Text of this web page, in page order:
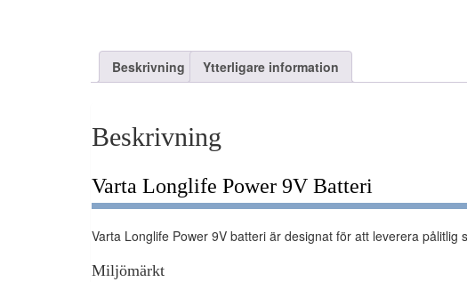
Beskrivning Ytterligare information
Beskrivning
Varta Longlife Power 9V Batteri
Varta Longlife Power 9V batteri är designat för att leverera
Miljömärkt